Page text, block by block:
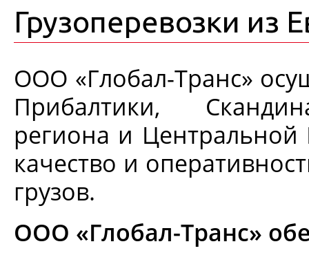
Грузоперевозки из
ООО «Глобал-Транс»
Прибалтики,
региона и
качество и
грузов.
ООО «Глобал-Транс»